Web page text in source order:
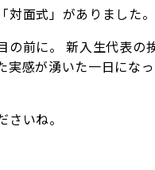
面式」がありました。
前に。 新入生代表の
感が湧いた一日にな
いね。